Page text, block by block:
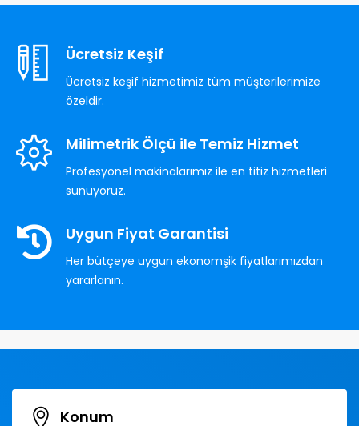
Ücretsiz Keşif
Ücretsiz keşif hizmetimiz tüm müşterilerimize
özeldir.
Milimetrik Ölçü ile Temiz Hizmet
Profesyonel makinalarımız ile en titiz hizmetleri
sunuyoruz.
Uygun Fiyat Garantisi
Her bütçeye uygun ekonomşik fiyatlarımızdan
yararlanın.
Konum